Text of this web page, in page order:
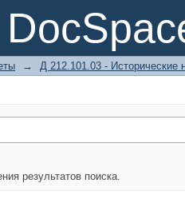
→
Д 212.101.03 - Исторические
результатов поиска.